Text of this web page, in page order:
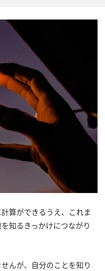
算ができるうえ、これま
知るきっかけにつながり
んが、自分のことを知り